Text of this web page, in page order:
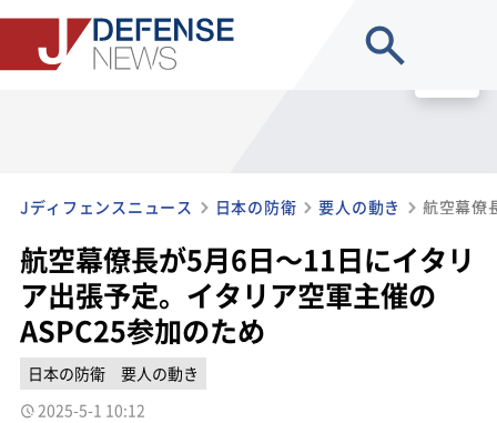
Jディフェンスニュース 日本の防衛 要人の動き
航空幕僚長が5月6日～11日にイタリ
ア出張予定。イタリア空軍主催の
ASPC25参加のため
日本の防衛
要人の動き
2025-5-1 10:12